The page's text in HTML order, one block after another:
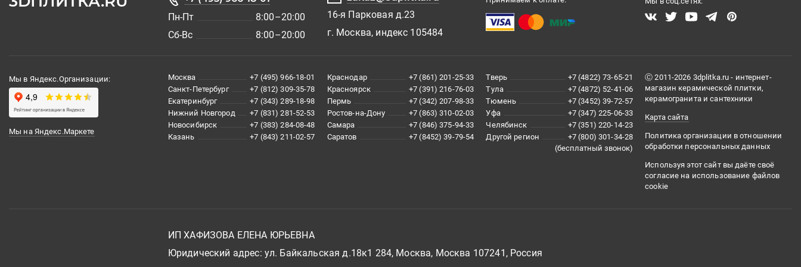
Технические характеристики
Материал корпуса
Количество
1 шт
Система хранения
не предусмотрена
Тип лампы
светодиодная
Функции
Тип выключателя
сенсорный
Дополнительные функции
Электронные часы
Покрытие фасада
Пн-Пт
8:00–20:00
Сб-Вс
8:00–20:00
16-я Парковая д.23
г. Москва, индекс 105484
Мы в Яндекс.Организации:
Мы на Яндекс.Маркете
Москва
+7 (495) 966-18-01
Санкт-Петербург
+7 (812) 309-35-78
Екатеринбург
+7 (343) 289-18-98
Нижний Новгород
+7 (831) 281-52-53
Новосибирск
+7 (383) 284-08-48
Казань
+7 (843) 211-02-57
Краснодар
+7 (861) 201-25-33
Красноярск
+7 (391) 216-76-03
Пермь
+7 (342) 207-98-33
Ростов-на-Дону
+7 (863) 310-02-03
Самара
+7 (846) 375-94-33
Саратов
+7 (8452) 39-79-54
Тверь
+7 (4822) 73-65-21
Тула
+7 (4872) 52-41-06
Тюмень
+7 (3452) 39-72-57
Уфа
+7 (347) 225-06-33
Челябинск
+7 (351) 220-14-23
Другой регион
+7 (800) 301-34-28
(бесплатный звонок)
Ⓒ 2011-2026 3dplitka.ru - интернет-
магазин керамической плитки,
керамогранита и сантехники
Карта сайта
Политика организации в отношении
обработки персональных данных
Используя этот сайт вы даёте своё
согласие на использование файлов
cookie
ИП ХАФИЗОВА ЕЛЕНА ЮРЬЕВНА
Юридический адрес: ул. Байкальская д.18к1 284, Москва, Москва 107241, Россия